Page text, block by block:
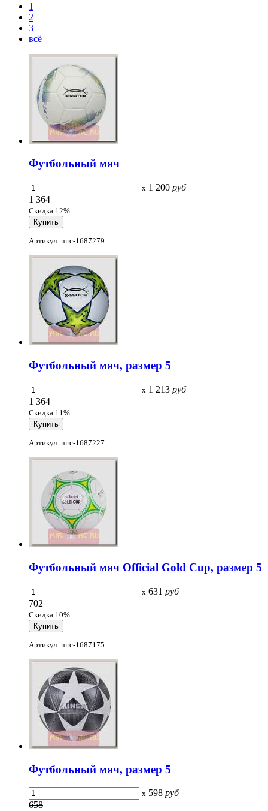
1
2
3
всё
Футбольный мяч
x 1 200 руб
1 364
Скидка 12%
Артикул: mrc-1687279
Футбольный мяч, размер 5
x 1 213 руб
1 364
Скидка 11%
Артикул: mrc-1687227
Футбольный мяч Official Gold Cup, размер 5
x 631 руб
702
Скидка 10%
Артикул: mrc-1687175
Футбольный мяч, размер 5
x 598 руб
658